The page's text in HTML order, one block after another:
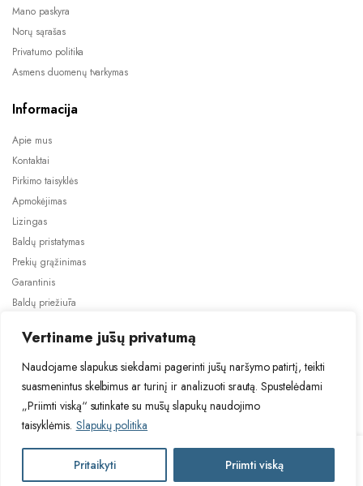
Vertiname jūsų privatumą
Naudojame slapukus siekdami pagerinti jūsų naršymo patirtį, teikti
suasmenintus skelbimus ar turinį ir analizuoti srautą. Spustelėdami
„Priimti viską“ sutinkate su mūsų slapukų naudojimo
taisyklėmis. Slapukų politika
Pritaikyti Priimti viską
PORTLAND
Į krepšelį
Mano paskyra
Norų sąrašas
Privatumo politika
Asmens duomenų tvarkymas
Informacija
Apie mus
Kontaktai
Pirkimo taisyklės
Apmokėjimas
Lizingas
Baldų pristatymas
Prekių grąžinimas
Garantinis
Baldų priežiūra
2024 © Visos teisės saugomos. Be TauBaldai.lt sutikimo draudžiama
Asmens duomenų tvarkymas